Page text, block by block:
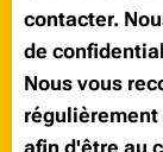
contacter.
de
Nous vous
afin d'être au